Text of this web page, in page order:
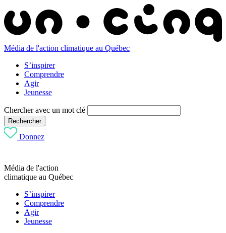
Média de l'action climatique au Québec
S’inspirer
Comprendre
Agir
Jeunesse
Chercher avec un mot clé
Rechercher
Donnez
Média de l'action
climatique au Québec
S’inspirer
Comprendre
Agir
Jeunesse